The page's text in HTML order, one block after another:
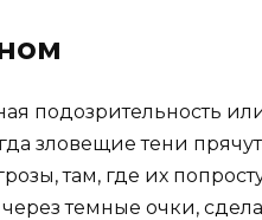
подозрительность
зловещие тени
там, где их
темные очки,